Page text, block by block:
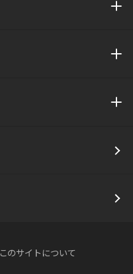
このサイトについて